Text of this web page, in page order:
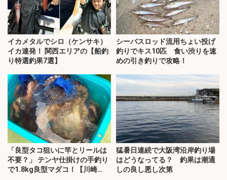
イカメタルでシロ（ケンサキ）
イカ連発！ 関西エリアの【船釣
り特選釣果7選】
シーバスロッド流用ちょい投げ
釣りでキス10匹 食い渋りを速
めの引き釣りで攻略！
「良型タコ狙いに竿とリールは
不要？」 テンヤ仕掛けの手釣り
で1.8kg良型マダコ！【川崎
猛暑日連続で大阪湾沿岸釣り場
はどうなってる？ 釣果は潮通
しの良し悪し次第